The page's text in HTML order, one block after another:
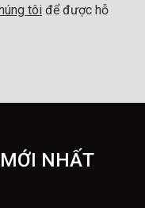
tôiđể được hỗ
NHẤT